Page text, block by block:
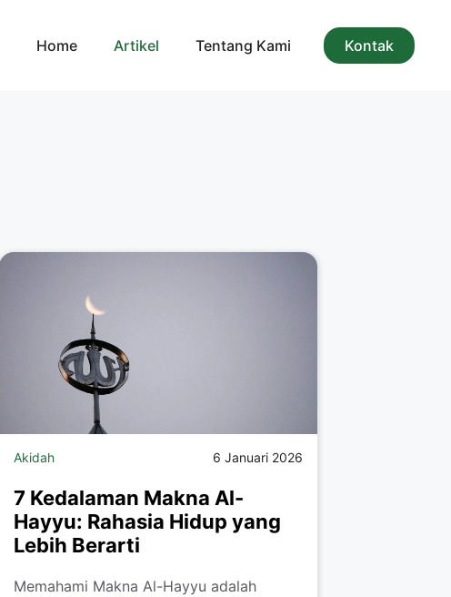
Home Artikel Tentang Kami Kontak
Akidah 6 Januari 2026
7 Kedalaman Makna Al-
Hayyu: Rahasia Hidup yang
Lebih Berarti
Memahami Makna Al-Hayyu adalah